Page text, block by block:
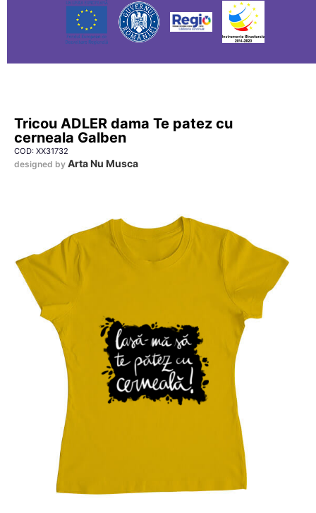
Tricou ADLER dama Te patez cu
cerneala Galben
COD: XX31732
designed by Arta Nu Musca